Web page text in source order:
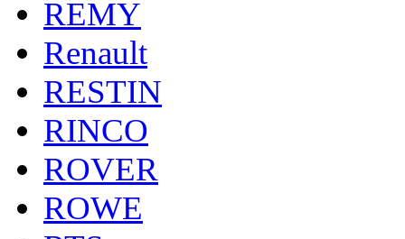
REMY
Renault
RESTIN
RINCO
ROVER
ROWE